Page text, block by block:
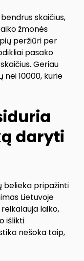
skaičius,
žmonės
peržiūri per
pasako
Geriau
10000, kurie
daryti
belieka pripažinti
Lietuvoje
laiko,
išlikti
nešoka taip,